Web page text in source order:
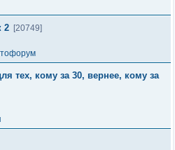
2 [20749]
тех, кому за 30, вернее, кому за